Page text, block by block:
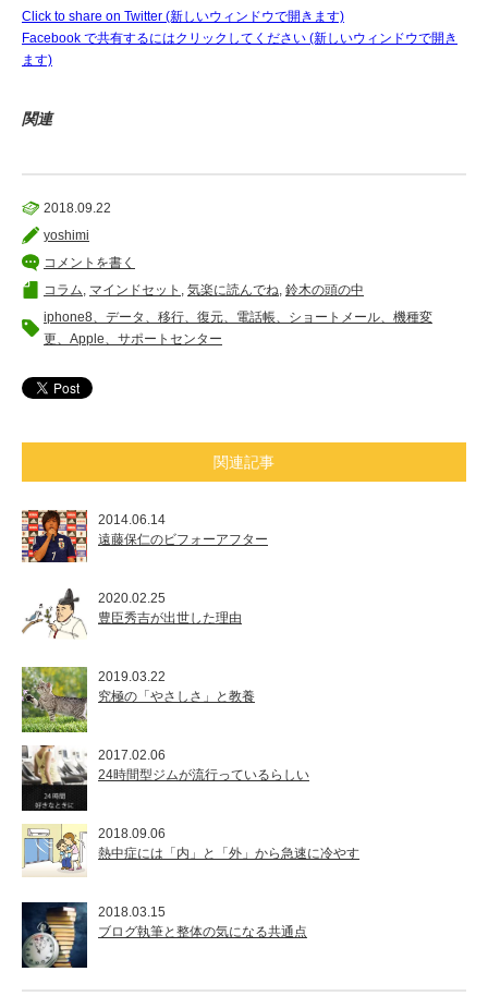
Click to share on Twitter (新しいウィンドウで開きます)
Facebook で共有するにはクリックしてください (新しいウィンドウで開き
ます)
関連
2018.09.22
yoshimi
コメントを書く
コラム マインドセット 気楽に読んでね 鈴木の頭の中
iphone8、データ、移行、復元、電話帳、ショートメール、機種変
更、Apple、サポートセンター
関連記事
2014.06.14
遠藤保仁のビフォーアフター
2020.02.25
豊臣秀吉が出世した理由
2019.03.22
究極の「やさしさ」と教養
2017.02.06
24時間型ジムが流行っているらしい
2018.09.06
熱中症には「内」と「外」から急速に冷やす
2018.03.15
ブログ執筆と整体の気になる共通点